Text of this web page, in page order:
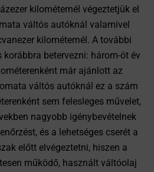
kilométernél végeztetjük el
váltós autóknál valamivel
kilométernél. A további
betervezni: három-öt év
már ajánlott az
váltós autóknál ez a szám
sem felesleges művelet,
nagyobb igénybevételnek
és a lehetséges cserét a
előtt elvégeztetni, hiszen a
működő, használt váltóolaj